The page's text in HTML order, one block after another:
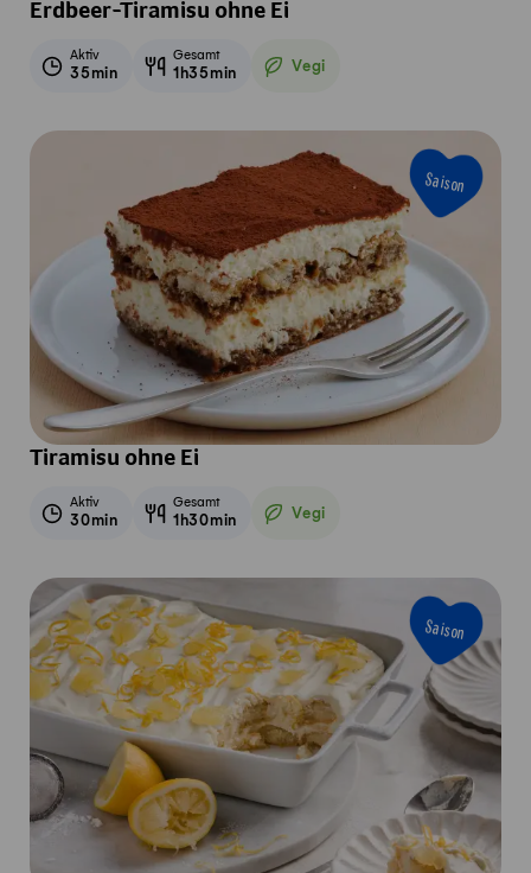
Erdbeer-Tiramisu ohne Ei
Aktiv
35min
Gesamt
1h35min Vegi
Vegetarisch
Saison
Tiramisu ohne Ei
Aktiv
30min
Gesamt
1h30min Vegi
Vegetarisch
Saison